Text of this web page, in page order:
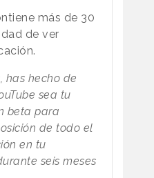
más de 30
de ver
has hecho de
sea tu
beta para
de todo el
en tu
seis meses